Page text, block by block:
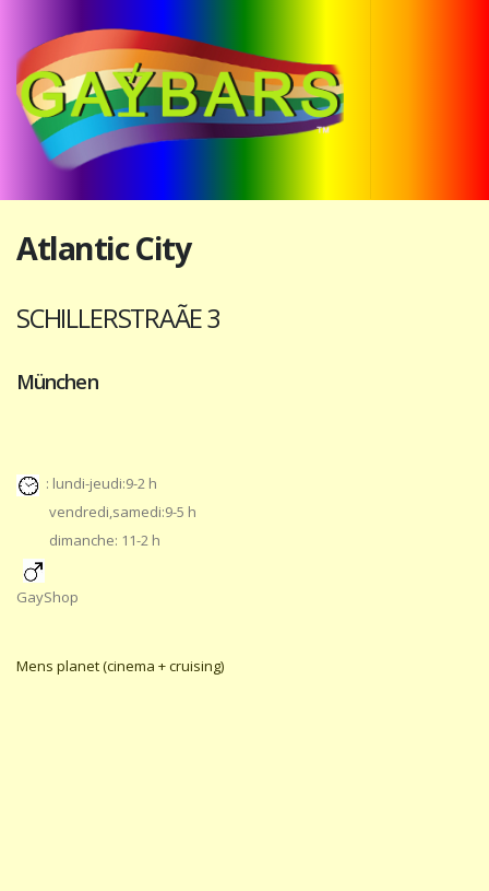
Atlantic City
SCHILLERSTRAÃE 3
München
: lundi-jeudi:9-2 h
vendredi,samedi:9-5 h
dimanche: 11-2 h
GayShop
Mens planet (cinema + cruising)